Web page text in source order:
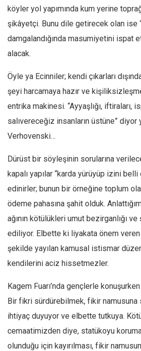
köyler yol yapımında kum yerine
şikâyetçi. Bunu dile getirecek olan ise
damgalandığında masumiyetini ispat
alacak.
Öyle ya Ecinniler; kendi çıkarları
şeyi harcamaya hazır ve
entrika makinesi. “Ayyaşlığı, iftiraları,
salıvereceğiz insanların üstüne” diyor
Verhovenski…
Dürüst bir söyleşinin sorularına
kapalı yapılar “karda yürüyüp izini
edinirler; bunun bir örneğine toplum
ödeme pahasına şahit olduk.
ağının kötülükleri umut bezirganlığı
ediliyor. Elbette ki liyakata önem
şekilde yayılan kamusal istismar
kendilerini aciz hissetmezler.
Kagem Fuarı’nda gençlerle
Bir fikri sürdürebilmek, fikir namusuna
ihtiyaç duyuyor ve elbette tutkuya.
cemaatimizden diye, statükoyu
olunduğu için kayırılması, fikir